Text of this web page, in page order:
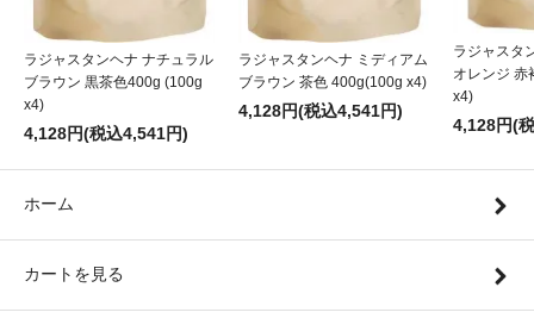
ラジャスタンヘナ ナチュラル
ブラウン 黒茶色400g (100g
x4)
4,128円(税込4,541円)
ラジャスタンヘナ ミディアム
ブラウン 茶色 400g(100g x4)
4,128円(税込4,541円)
ラジャスタ
オレンジ
x4)
4,128円(
ホーム
カートを見る